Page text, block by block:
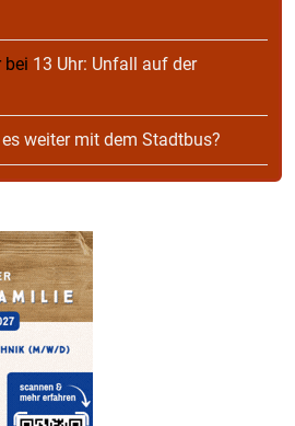
bei 13 Uhr: Unfall auf der
weiter mit dem Stadtbus?